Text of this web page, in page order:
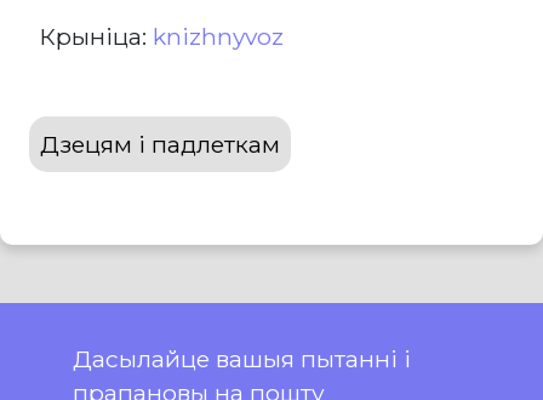
Крыніца: knizhnyvoz
Дзецям і падлеткам
Дасылайце вашыя пытанні і
прапановы на пошту